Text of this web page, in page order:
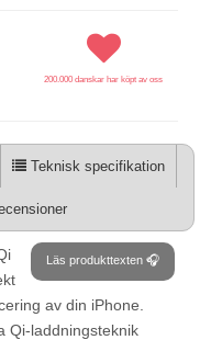
200.000 danskar har köpt av oss
Teknisk specifikation
Läs produkttexten 🎧
av din iPhone.
Qi-laddningsteknik